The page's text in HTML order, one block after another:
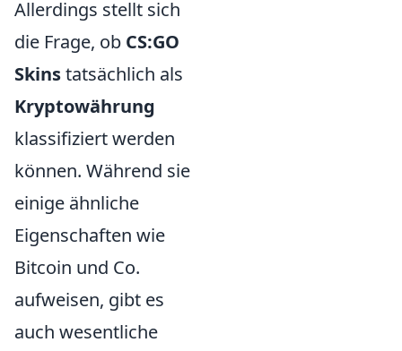
Allerdings stellt sich
die Frage, ob CS:GO
Skinstatsächlich als
Kryptowährung
klassifiziert werden
können. Während sie
einige ähnliche
Eigenschaften wie
Bitcoin und Co.
aufweisen, gibt es
auch wesentliche